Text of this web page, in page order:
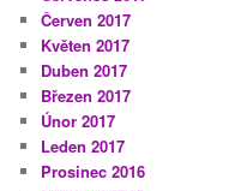
Červen 2017
Květen 2017
Duben 2017
Březen 2017
Únor 2017
Leden 2017
Prosinec 2016